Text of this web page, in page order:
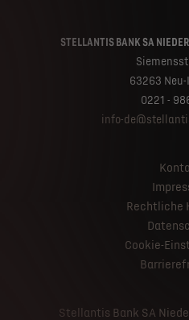
STELLANTIS BANK SA
63263
0221 -
info-
Rechtliche
Cookie-
Stellantis Bank SA